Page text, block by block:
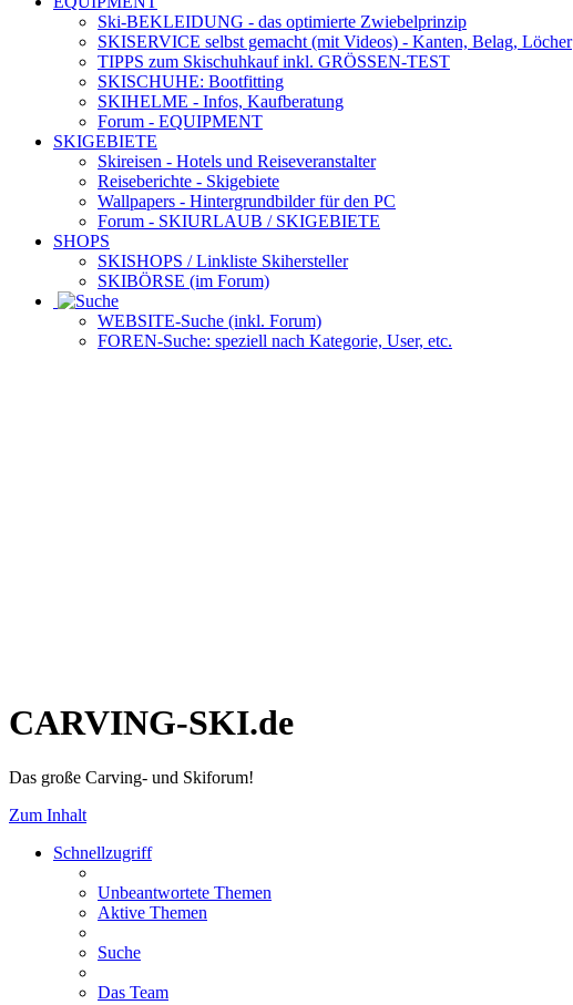
Ski-BEKLEIDUNG - das optimierte Zwiebelprinzip
SKISERVICE selbst gemacht (mit Videos) - Kanten, Belag, Löcher
TIPPS zum Skischuhkaufinkl. GRÖSSEN-TEST
SKISCHUHE: Bootfitting
SKIHELME - Infos, Kaufberatung
Forum - EQUIPMENT
SKIGEBIETE
Skireisen - Hotels und Reiseveranstalter
Reiseberichte - Skigebiete
Wallpapers - Hintergrundbilder für den PC
Forum - SKIURLAUB / SKIGEBIETE
SHOPS
SKISHOPS / Linkliste Skihersteller
SKIBÖRSE (im Forum)
WEBSITE-Suche (inkl. Forum)
FOREN-Suche: speziell nach Kategorie, User, etc.
CARVING-SKI.de
Das große Carving- und Skiforum!
Zum Inhalt
Schnellzugriff
Unbeantwortete Themen
Aktive Themen
Suche
Das Team